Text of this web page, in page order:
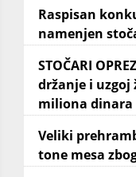
Raspisan
namenjen
STOČARI
držanje i uzgoj
miliona dinara
Veliki
tone mesa